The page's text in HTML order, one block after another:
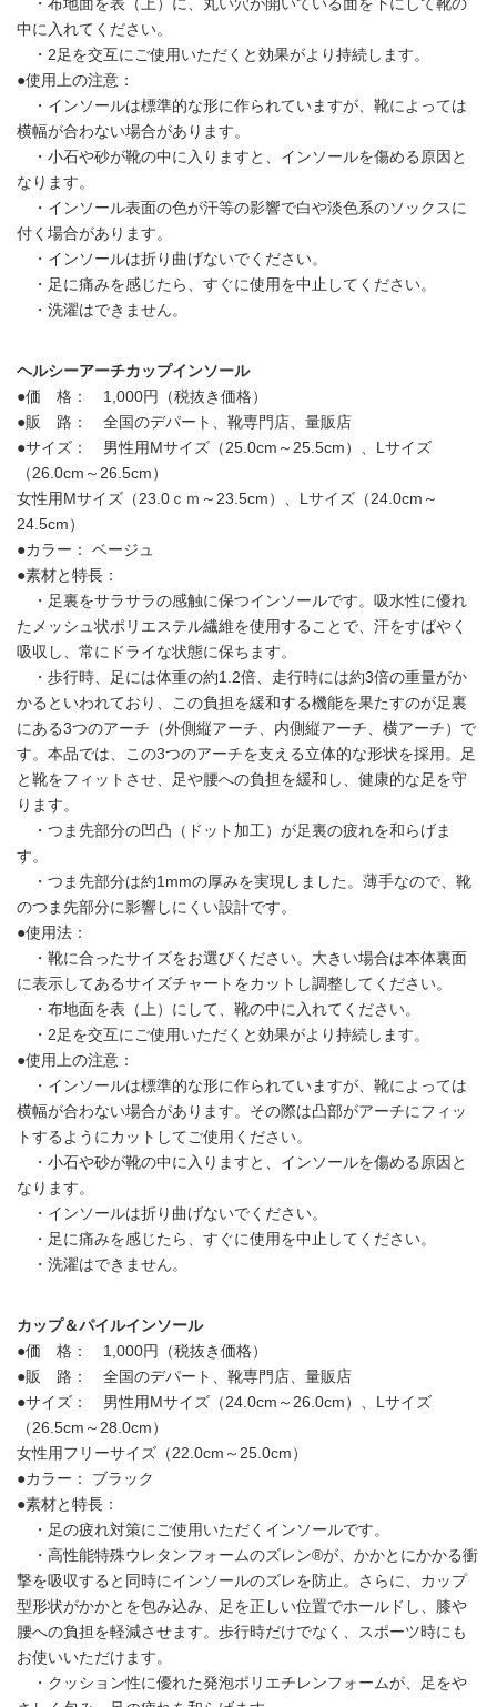
・布地面を表（上）に、丸い穴が開いている面を下にして靴の
中に入れてください。
・2足を交互にご使用いただくと効果がより持続します。
●使用上の注意：
・インソールは標準的な形に作られていますが、靴によっては
横幅が合わない場合があります。
・小石や砂が靴の中に入りますと、インソールを傷める原因と
なります。
・インソール表面の色が汗等の影響で白や淡色系のソックスに
付く場合があります。
・インソールは折り曲げないでください。
・足に痛みを感じたら、すぐに使用を中止してください。
・洗濯はできません。
ヘルシーアーチカップインソール
●価 格： 1,000円（税抜き価格）
●販 路： 全国のデパート、靴専門店、量販店
●サイズ： 男性用Mサイズ（25.0cm～25.5cm）、Lサイズ
（26.0cm～26.5cm）
女性用Mサイズ（23.0ｃｍ～23.5cm）、Lサイズ（24.0cm～
24.5cm）
●カラー： ベージュ
●素材と特長：
・足裏をサラサラの感触に保つインソールです。吸水性に優れ
たメッシュ状ポリエステル繊維を使用することで、汗をすばやく
吸収し、常にドライな状態に保ちます。
・歩行時、足には体重の約1.2倍、走行時には約3倍の重量がか
かるといわれており、この負担を緩和する機能を果たすのが足裏
にある3つのアーチ（外側縦アーチ、内側縦アーチ、横アーチ）で
す。本品では、この3つのアーチを支える立体的な形状を採用。足
と靴をフィットさせ、足や腰への負担を緩和し、健康的な足を守
ります。
・つま先部分の凹凸（ドット加工）が足裏の疲れを和らげま
す。
・つま先部分は約1mmの厚みを実現しました。薄手なので、靴
のつま先部分に影響しにくい設計です。
●使用法：
・靴に合ったサイズをお選びください。大きい場合は本体裏面
に表示してあるサイズチャートをカットし調整してください。
・布地面を表（上）にして、靴の中に入れてください。
・2足を交互にご使用いただくと効果がより持続します。
●使用上の注意：
・インソールは標準的な形に作られていますが、靴によっては
横幅が合わない場合があります。その際は凸部がアーチにフィッ
トするようにカットしてご使用ください。
・小石や砂が靴の中に入りますと、インソールを傷める原因と
なります。
・インソールは折り曲げないでください。
・足に痛みを感じたら、すぐに使用を中止してください。
・洗濯はできません。
カップ＆パイルインソール
●価 格： 1,000円（税抜き価格）
●販 路： 全国のデパート、靴専門店、量販店
●サイズ： 男性用Mサイズ（24.0cm～26.0cm）、Lサイズ
（26.5cm～28.0cm）
女性用フリーサイズ（22.0cm～25.0cm）
●カラー： ブラック
●素材と特長：
・足の疲れ対策にご使用いただくインソールです。
・高性能特殊ウレタンフォームのズレン®が、かかとにかかる衝
撃を吸収すると同時にインソールのズレを防止。さらに、カップ
型形状がかかとを包み込み、足を正しい位置でホールドし、膝や
腰への負担を軽減させます。歩行時だけでなく、スポーツ時にも
お使いいただけます。
・クッション性に優れた発泡ポリエチレンフォームが、足をや
Japanese